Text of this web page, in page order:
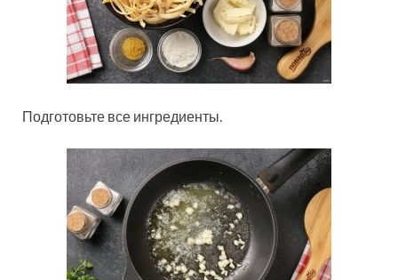
Подготовьте все ингредиенты.